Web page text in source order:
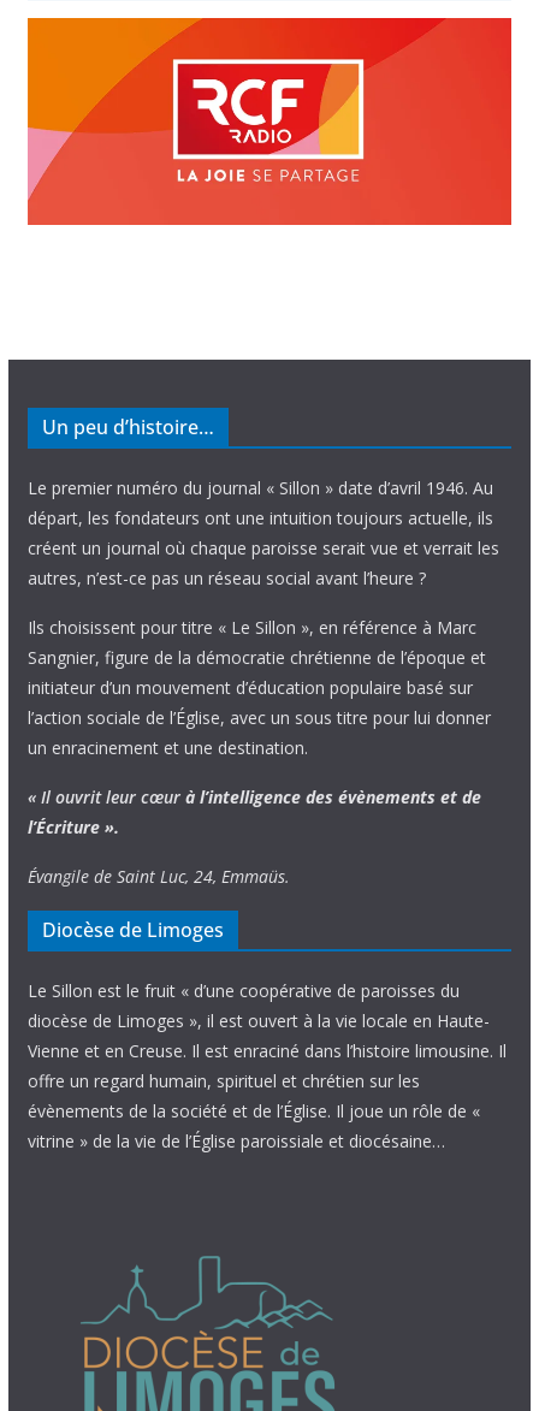
Un peu d’histoire…
Le premier numéro du journal « Sillon » date d’avril 1946. Au
départ, les fondateurs ont une intuition toujours actuelle, ils
créent un journal où chaque paroisse serait vue et verrait les
autres, n’est-ce pas un réseau social avant l’heure ?
Ils choisissent pour titre « Le Sillon », en référence à Marc
Sangnier, figure de la démocratie chrétienne de l’époque et
initiateur d’un mouvement d’éducation populaire basé sur
l’action sociale de l’Église, avec un sous titre pour lui donner
un enracinement et une destination.
« Il ouvrit leur cœur à l’intelligence des évènements et de
l’Écriture ».
Évangile de Saint Luc, 24, Emmaüs.
Diocèse de Limoges
Le Sillon est le fruit « d’une coopérative de paroisses du
diocèse de Limoges », il est ouvert à la vie locale en Haute-
Vienne et en Creuse. Il est enraciné dans l’histoire limousine. Il
offre un regard humain, spirituel et chrétien sur les
évènements de la société et de l’Église. Il joue un rôle de «
vitrine » de la vie de l’Église paroissiale et diocésaine…